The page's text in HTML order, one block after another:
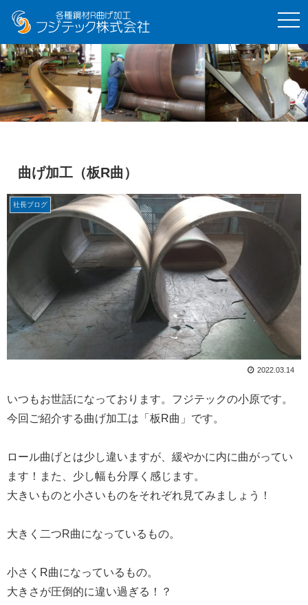
t
o
g
l
e
n
v
i
g
曲げ加工（板R曲）
社長ブログ
2022.03.14
いつもお世話になっております。フジテックの小原です。
今回ご紹介する曲げ加工は「板R曲」です。
ロール曲げとは少し違いますが、緩やかに内に曲がってい
ます！また、少し幅も分厚く感じます。
大きいものと小さいものをそれぞれ見てみましょう！
大きく二つR曲になっているもの。
小さくR曲になっているもの。
大きさが圧倒的に違い過ぎる！？